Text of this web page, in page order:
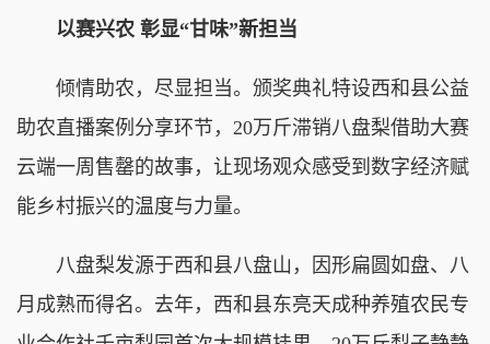
以赛兴农 彰显“甘味”新担当
倾情助农，尽显担当。颁奖典礼特设西和县公益
助农直播案例分享环节，20万斤滞销八盘梨借助大赛
云端一周售罄的故事，让现场观众感受到数字经济赋
能乡村振兴的温度与力量。
八盘梨发源于西和县八盘山，因形扁圆如盘、八
月成熟而得名。去年，西和县东亮天成种养殖农民专